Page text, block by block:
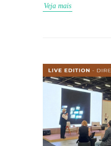
Veja mais